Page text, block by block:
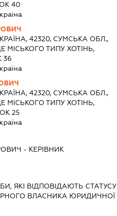
40
42320, СУМСЬКА ОБЛ.,
МІСЬКОГО ТИПУ ХОТІНЬ,
36
42320, СУМСЬКА ОБЛ.,
МІСЬКОГО ТИПУ ХОТІНЬ,
25
- КЕРІВНИК
ЯКІ ВІДПОВІДАЮТЬ СТАТУСУ
ВЛАСНИКА ЮРИДИЧНОЇ